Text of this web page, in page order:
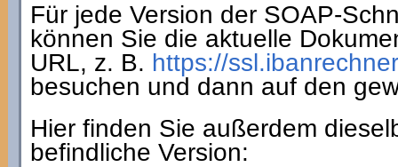
Für jede Version der SOAP-
können Sie die aktuelle
URL, z. B. https://
besuchen und dann auf den
Hier finden Sie außerdem
befindliche Version: